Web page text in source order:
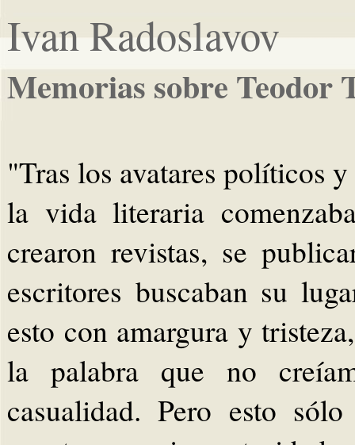
Ivan Radoslavov
Memorias sobre Teodor
"Tras los avatares políticos
la vida literaria
crearon revistas, se
escritores buscaban su
esto con amargura y
la palabra que no
casualidad. Pero esto